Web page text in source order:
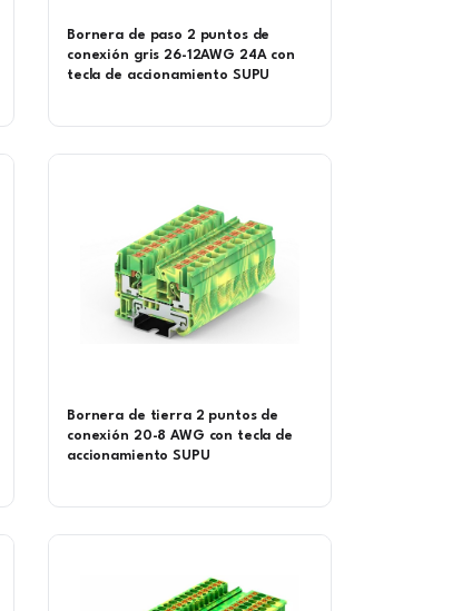
Bornera de paso 2 puntos de
conexión gris 26-12AWG 24A con
tecla de accionamiento SUPU
Bornera de tierra 2 puntos de
conexión 20-8 AWG con tecla de
accionamiento SUPU